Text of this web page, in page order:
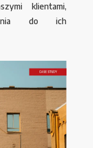
klientami,
do ich